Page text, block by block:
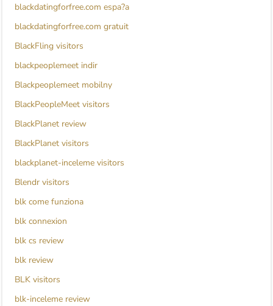
blackdatingforfree.com espa?a
blackdatingforfree.com gratuit
BlackFling visitors
blackpeoplemeet indir
Blackpeoplemeet mobilny
BlackPeopleMeet visitors
BlackPlanet review
BlackPlanet visitors
blackplanet-inceleme visitors
Blendr visitors
blk come funziona
blk connexion
blk cs review
blk review
BLK visitors
blk-inceleme review